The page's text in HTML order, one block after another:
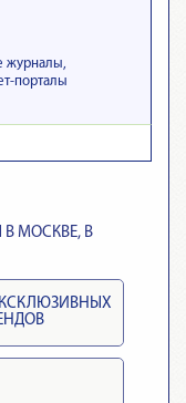
журналы,
порталы
МОСКВЕ, В